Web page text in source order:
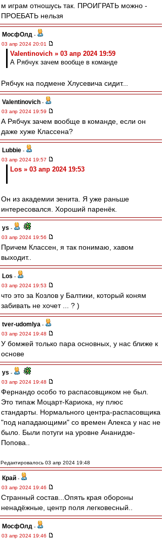
м играм отношусь так. ПРОИГРАТЬ можно -
ПРОЕБАТЬ нельзя
МосфОлд -
03 апр 2024 20:01
Valentinovich » 03 апр 2024 19:59
А Рябчук зачем вообще в команде
Рябчук на подмене Хлусевича сидит...
Valentinovich -
03 апр 2024 19:59
А Рябчук зачем вообще в команде, если он
даже хуже Классена?
Lubbie -
03 апр 2024 19:57
Los » 03 апр 2024 19:53
Он из академии зенита. Я уже раньше
интересовался. Хороший паренёк.
ys -
03 апр 2024 19:56
Причем Классен, я так понимаю, хавом
выходит..
Los -
03 апр 2024 19:53
что это за Козлов у Балтики, который коням
забивать не хочет ... ? )
tver-udomlya -
03 апр 2024 19:48
У бомжей только пара основных, у нас ближе к
основе
ys -
03 апр 2024 19:48
Фернандо особо то распасовщиком не был.
Это типаж Моцарт-Кариока, ну плюс
стандарты. Нормального центра-распасовщика
"под нападающими" со времен Алекса у нас не
было. Были потуги на уровне Ананидзе-
Попова..
Редактировалось 03 апр 2024 19:48
Край -
03 апр 2024 19:46
Странный состав...Опять края обороны
ненадёжные, центр поля легковесный..
МосфОлд -
03 апр 2024 19:46